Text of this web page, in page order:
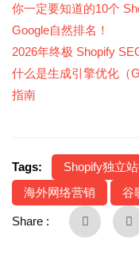
你一定要知道的10个
Google自然排名！
2026年终极 Shopify
什么是生成引擎优化（
指南
Tags: Shopify独立
海外网络营销
谷
Share :